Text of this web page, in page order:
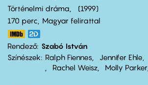
Történelmi dráma
1999
170 perc,
Magyar felirattal
Rendező Szabó István
Színészek
Ralph Fiennes Jennifer Ehle
Rachel Weisz
Molly Parker